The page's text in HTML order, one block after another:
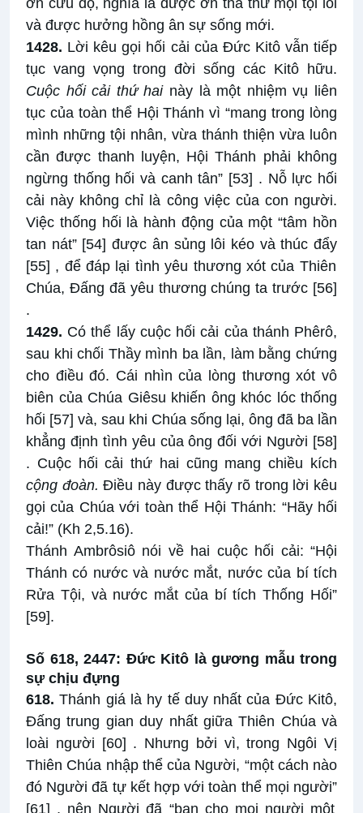
ơn cứu độ, nghĩa là được ơn tha thứ mọi tội lỗi
và được hưởng hồng ân sự sống mới.
1428. Lời kêu gọi hối cải của Đức Kitô vẫn tiếp
tục vang vọng trong đời sống các Kitô hữu.
Cuộc hối cải thứ hai này là một nhiệm vụ liên
tục của toàn thể Hội Thánh vì “mang trong lòng
mình những tội nhân, vừa thánh thiện vừa luôn
cần được thanh luyện, Hội Thánh phải không
ngừng thống hối và canh tân” [53] . Nỗ lực hối
cải này không chỉ là công việc của con người.
Việc thống hối là hành động của một “tâm hồn
tan nát”[54]được ân sủng lôi kéo và thúc đẩy
[55] , để đáp lại tình yêu thương xót của Thiên
Chúa, Đấng đã yêu thương chúng ta trước [56]
.
1429. Có thể lấy cuộc hối cải của thánh Phêrô,
sau khi chối Thầy mình ba lần, làm bằng chứng
cho điều đó. Cái nhìn của lòng thương xót vô
biên của Chúa Giêsu khiến ông khóc lóc thống
hối [57] và, sau khi Chúa sống lại, ông đã ba lần
khẳng định tình yêu của ông đối với Người [58]
. Cuộc hối cải thứ hai cũng mang chiều kích
cộng đoàn. Điều này được thấy rõ trong lời kêu
gọi của Chúa với toàn thể Hội Thánh: “Hãy hối
cải!” (Kh 2,5.16).
Thánh Ambrôsiô nói về hai cuộc hối cải: “Hội
Thánh có nước và nước mắt, nước của bí tích
Rửa Tội, và nước mắt của bí tích Thống Hối”
[59].
Số 618, 2447: Đức Kitô là gương mẫu trong
sự chịu đựng
618. Thánh giá là hy tế duy nhất của Đức Kitô,
Đấng trung gian duy nhất giữa Thiên Chúa và
loài người [60] . Nhưng bởi vì, trong Ngôi Vị
Thiên Chúa nhập thể của Người, “một cách nào
đó Người đã tự kết hợp với toàn thể mọi người”
[61] , nên Người đã “ban cho mọi người một